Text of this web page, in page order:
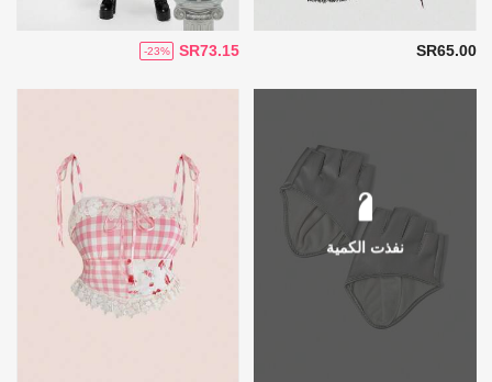
SR65.00
SR73.15
-23%
نفذت الكمية